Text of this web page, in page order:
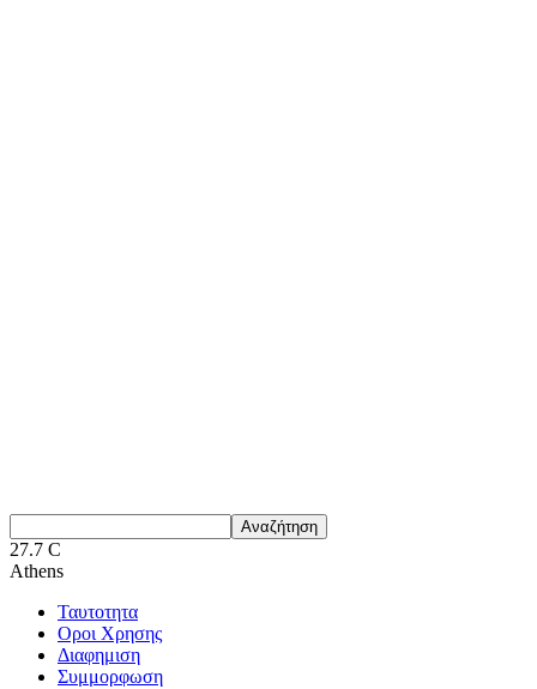
27.7 C
Athens
Ταυτοτητα
Οροι Χρησης
Διαφημιση
Συμμορφωση